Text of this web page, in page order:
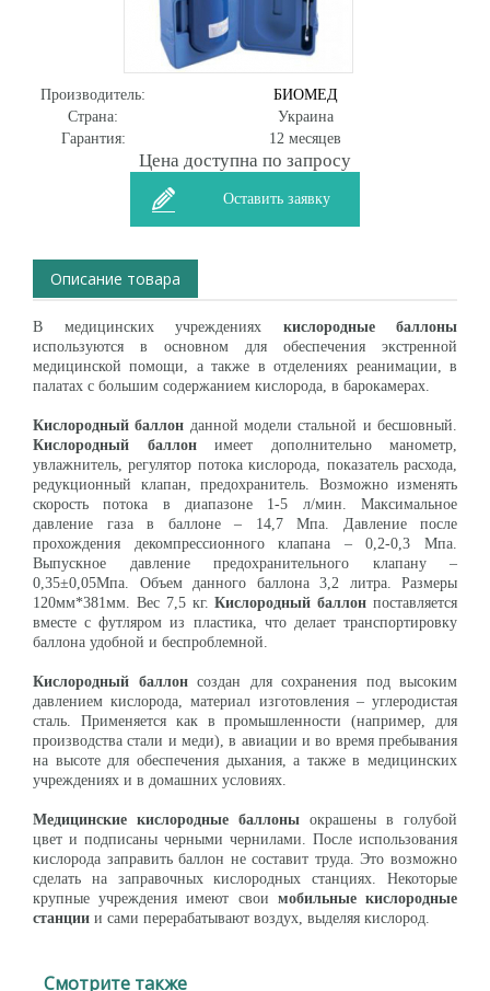
Производитель:
БИОМЕД
Страна:
Украина
Гарантия:
12 месяцев
Цена доступна по запросу
Оставить заявку
Описание товара
В медицинских учреждениях кислородные баллоны
используются в основном для обеспечения экстренной
медицинской помощи, а также в отделениях реанимации, в
палатах с большим содержанием кислорода, в барокамерах.
Кислородный баллон данной модели стальной и бесшовный.
Кислородный баллонимеет дополнительно манометр,
увлажнитель, регулятор потока кислорода, показатель расхода,
редукционный клапан, предохранитель. Возможно изменять
скорость потока в диапазоне 1-5 л/мин. Максимальное
давление газа в баллоне – 14,7 Мпа. Давление после
прохождения декомпрессионного клапана – 0,2-0,3 Мпа.
Выпускное давление предохранительного клапану –
0,35±0,05Мпа. Объем данного баллона 3,2 литра. Размеры
120мм*381мм. Вес 7,5 кг.Кислородный баллон поставляется
вместе с футляром из пластика, что делает транспортировку
баллона удобной и беспроблемной.
Кислородный баллонсоздан для сохранения под высоким
давлением кислорода, материал изготовления – углеродистая
сталь. Применяется как в промышленности (например, для
производства стали и меди), в авиации и во время пребывания
на высоте для обеспечения дыхания, а также в медицинских
учреждениях и в домашних условиях.
Медицинские кислородные баллоны окрашены в голубой
цвет и подписаны черными чернилами. После использования
кислорода заправить баллон не составит труда. Это возможно
сделать на заправочных кислородных станциях. Некоторые
крупные учреждения имеют свои мобильные кислородные
станции и сами перерабатывают воздух, выделяя кислород.
Смотрите также